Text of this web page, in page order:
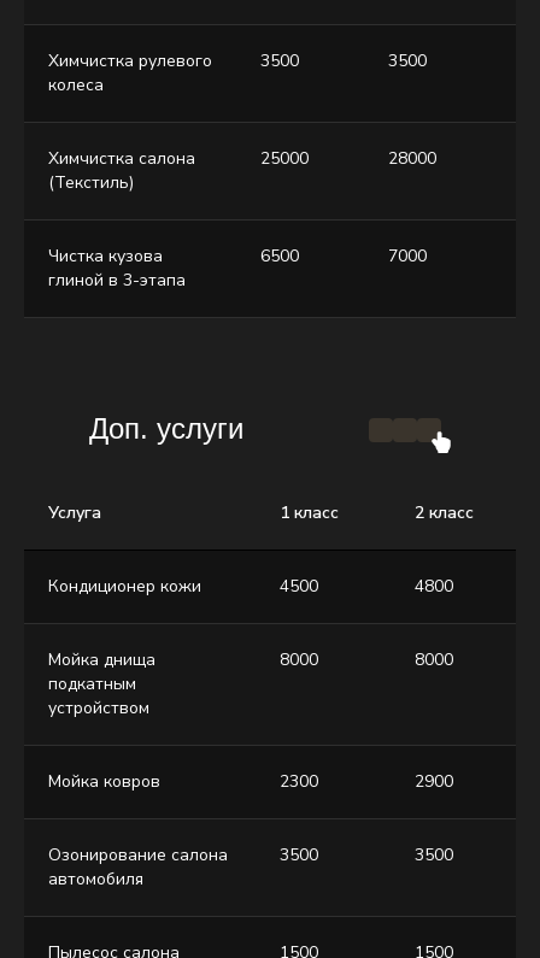
Химчистка рулевого
колеса
3500 3500
Химчистка салона
(Текстиль)
25000 28000
Чистка кузова
глиной в 3-этапа
6500 7000
Доп. услуги
Услуга 1 класс 2 класс
Кондиционер кожи 4500 4800
Мойка днища
подкатным
устройством
8000 8000
Мойка ковров 2300 2900
Озонирование салона
автомобиля
3500 3500
Пылесос салона 1500 1500